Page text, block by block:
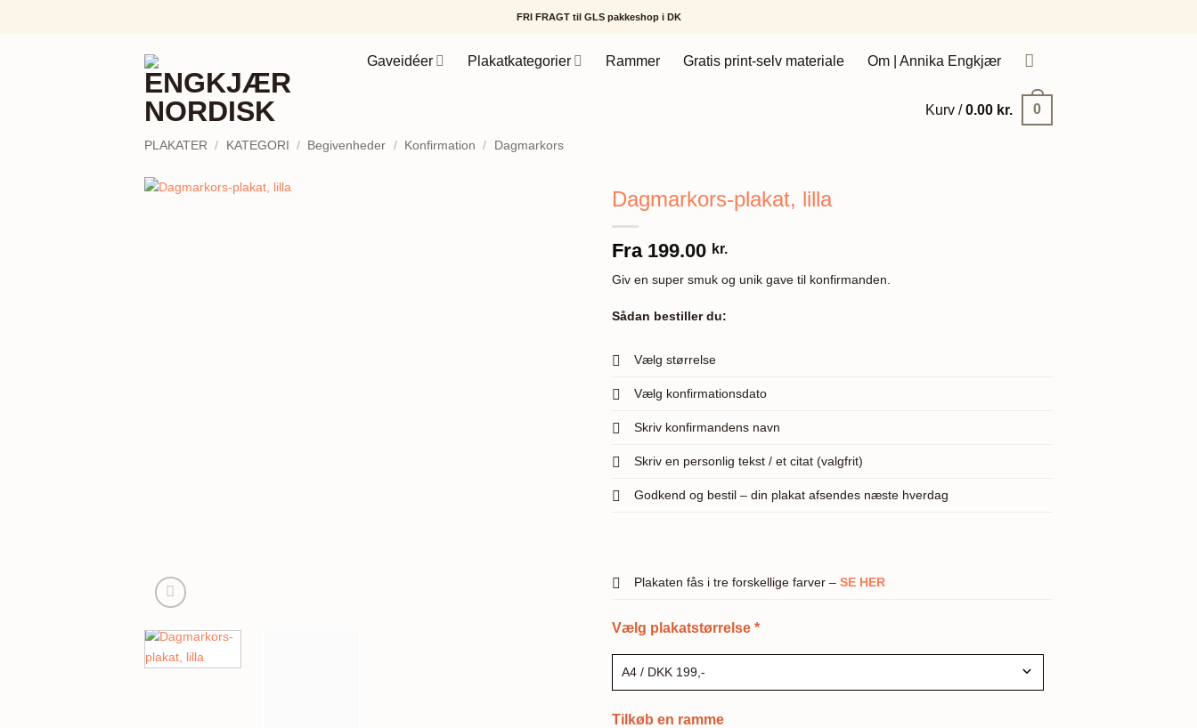
FRI FRAGT til GLS pakkeshop i DK
Gaveidéer Plakatkategorier Rammer Gratis print-selv materiale Om | Annika Engkjær
Kurv /0.00 kr. 0
PLAKATER / KATEGORI / Begivenheder / Konfirmation / Dagmarkors
Dagmarkors-plakat, lilla
Fra 199.00 kr.
Giv en super smuk og unik gave til konfirmanden.
Sådan bestiller du:
Vælg størrelse
Vælg konfirmationsdato
Skriv konfirmandens navn
Skriv en personlig tekst / et citat (valgfrit)
Godkend og bestil – din plakat afsendes næste hverdag
Plakaten fås i tre forskellige farver – SE HER
Vælg plakatstørrelse *
Tilkøb en ramme